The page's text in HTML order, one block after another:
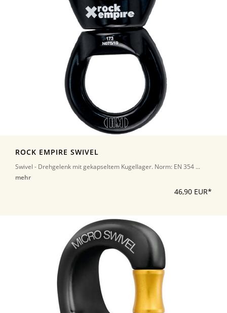
ROCK EMPIRE SWIVEL
Swivel - Drehgelenk mit gekapseltem Kugellager. Norm: EN 354 ...
mehr
46,90 EUR*